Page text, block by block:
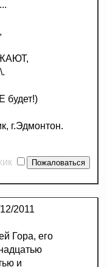
будет!)
г.Эдмонтон.
2011
Гора, его
и